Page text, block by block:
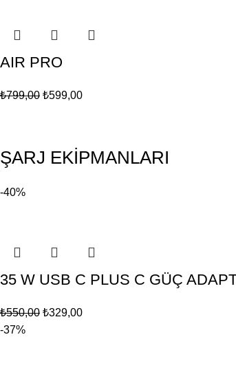
AIR PRO
₺799,00 ₺599,00
ŞARJ EKİPMANLARI
-40%
35 W USB C PLUS C GÜÇ
₺550,00 ₺329,00
-37%